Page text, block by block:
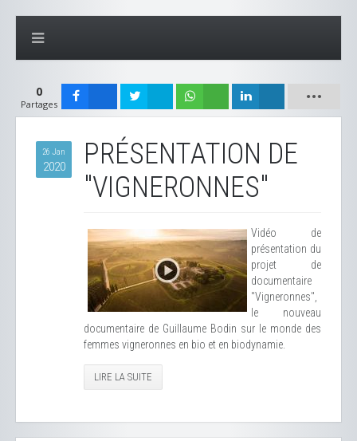
0
Partages
26 Jan
2020
PRÉSENTATION DE
"VIGNERONNES"
Vidéo de
présentation du
projet de
documentaire
"Vigneronnes",
le nouveau
documentaire de Guillaume Bodin sur le monde des
femmes vigneronnes en bio et en biodynamie.
LIRE LA SUITE